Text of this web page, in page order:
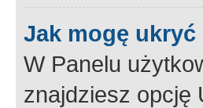
Jak mogę
W Panelu
znajdziesz opcję